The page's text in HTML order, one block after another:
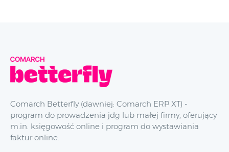
Comarch Betterfly (dawniej: Comarch ERP XT) -
program do prowadzenia jdg lub małej firmy, oferujący
m.in. księgowość online i program do wystawiania
faktur online.